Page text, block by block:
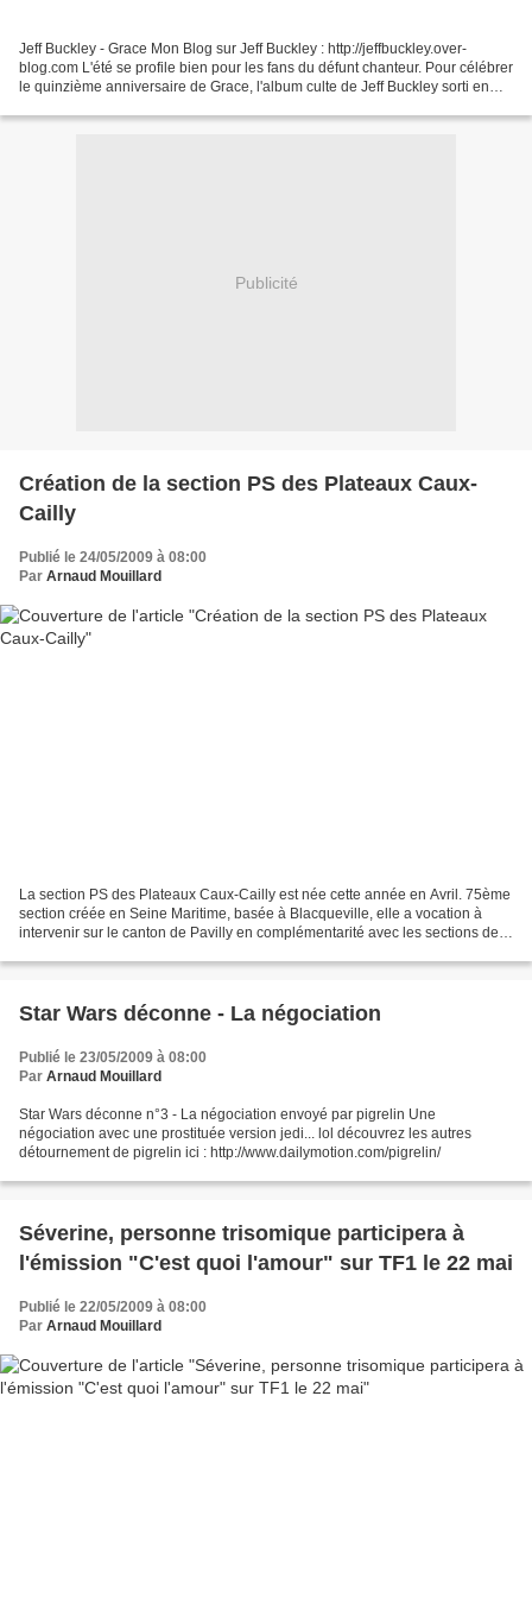
Jeff Buckley - Grace Mon Blog sur Jeff Buckley : http://jeffbuckley.over-
blog.com L'été se profile bien pour les fans du défunt chanteur. Pour célébrer
le quinzième anniversaire de Grace, l'album culte de Jeff Buckley sorti en
Publicité
Création de la section PS des Plateaux Caux-
Cailly
Publié le 24/05/2009 à 08:00
Par Arnaud Mouillard
La section PS des Plateaux Caux-Cailly est née cette année en Avril. 75ème
section créée en Seine Maritime, basée à Blacqueville, elle a vocation à
intervenir sur le canton de Pavilly en complémentarité avec les sections de
Star Wars déconne - La négociation
Publié le 23/05/2009 à 08:00
Par Arnaud Mouillard
Star Wars déconne n°3 - La négociation envoyé par pigrelin Une
négociation avec une prostituée version jedi... lol découvrez les autres
détournement de pigrelin ici : http://www.dailymotion.com/pigrelin/
Séverine, personne trisomique participera à
l'émission "C'est quoi l'amour" sur TF1 le 22 mai
Publié le 22/05/2009 à 08:00
Par Arnaud Mouillard